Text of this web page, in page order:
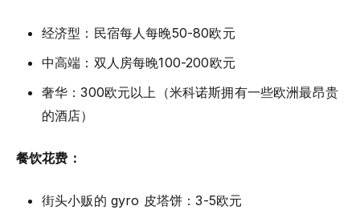
经济型：民宿每人每晚50-80欧元
中高端：双人房每晚100-200欧元
奢华：300欧元以上（米科诺斯拥有一些欧洲最昂贵
的酒店）
餐饮花费：
街头小贩的 gyro 皮塔饼：3-5欧元